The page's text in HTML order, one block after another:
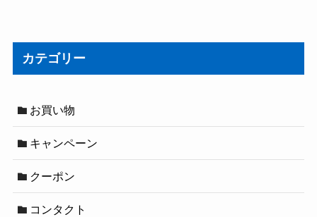
カテゴリー
お買い物
キャンペーン
クーポン
コンタクト